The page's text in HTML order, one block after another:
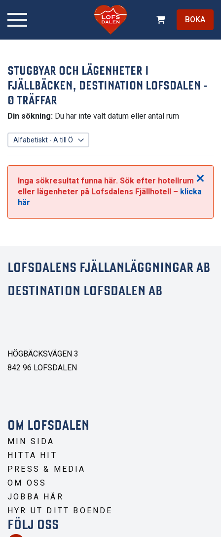
BOKA
STUGBYAR OCH LÄGENHETER I
FJÄLLBÄCKEN, DESTINATION LOFSDALEN -
0 TRÄFFAR
Din sökning: Du har inte valt datum eller antal rum
Stäng
Inga sökresultat funna här. Sök efter hotellrum
eller lägenheter på Lofsdalens Fjällhotell – klicka
här
LOFSDALENS FJÄLLANLÄGGNINGAR AB
DESTINATION LOFSDALEN AB
HÖGBÄCKSVÄGEN 3
842 96 LOFSDALEN
OM LOFSDALEN
MIN SIDA
HITTA HIT
PRESS & MEDIA
OM OSS
JOBBA HÄR
HYR UT DITT BOENDE
FÖLJ OSS